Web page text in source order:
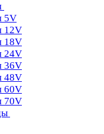
5V
12V
18V
24V
36V
48V
60V
70V